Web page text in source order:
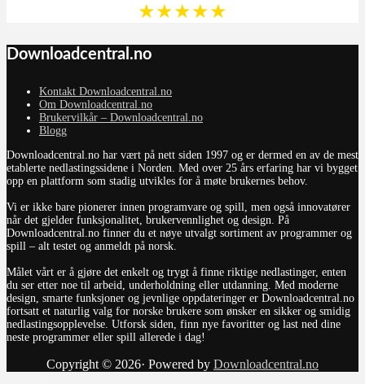
★★★★★
Downloadcentral.no
Kontakt Downloadcentral.no
Om Downloadcentral.no
Brukervilkår – Downloadcentral.no
Blogg
Downloadcentral.no har vært på nett siden 1997 og er dermed en av de mest
etablerte nedlastingssidene i Norden. Med over 25 års erfaring har vi bygget
opp en plattform som stadig utvikles for å møte brukernes behov.
Vi er ikke bare pionerer innen programvare og spill, men også innovatører
når det gjelder funksjonalitet, brukervennlighet og design. På
Downloadcentral.no finner du et nøye utvalgt sortiment av programmer og
spill – alt testet og anmeldt på norsk.
Målet vårt er å gjøre det enkelt og trygt å finne riktige nedlastinger, enten
du ser etter noe til arbeid, underholdning eller utdanning. Med moderne
design, smarte funksjoner og jevnlige oppdateringer er Downloadcentral.no
fortsatt et naturlig valg for norske brukere som ønsker en sikker og smidig
nedlastingsopplevelse. Utforsk siden, finn nye favoritter og last ned dine
neste programmer eller spill allerede i dag!
Copyright © 2026· Powered by Downloadcentral.no